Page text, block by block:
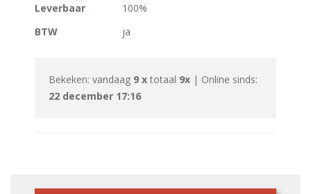
Leverbaar
100%
BTW
ja
Bekeken: vandaag 9 x totaal 9x | Online sinds:
22 december 17:16